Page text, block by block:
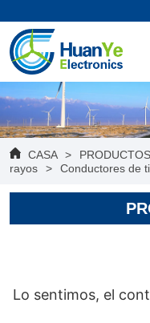
CASA > PRODUCTOS
rayos
> Conductores de
Lo sentimos, el